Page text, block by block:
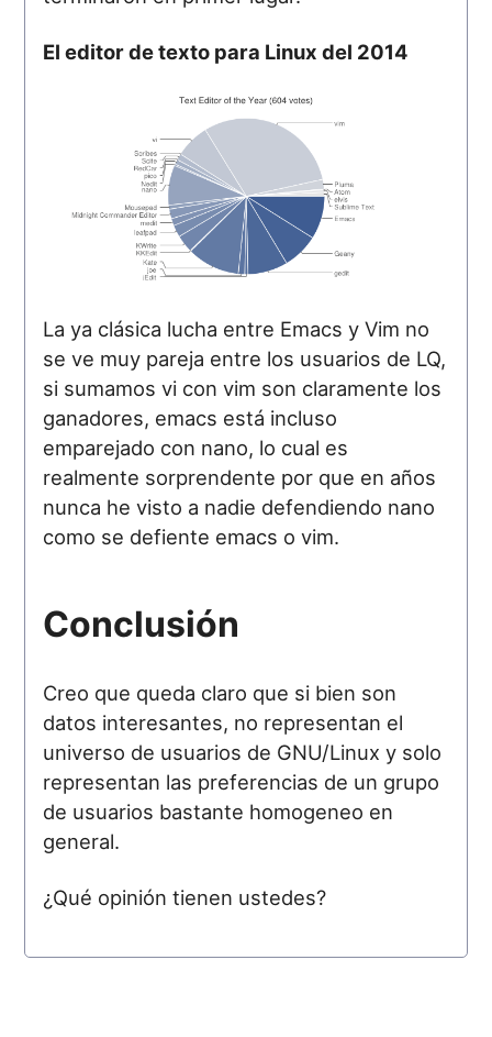
El editor de texto para Linux del 2014
La ya clásica lucha entre Emacs y Vim no
se ve muy pareja entre los usuarios de LQ,
si sumamos vi con vim son claramente los
ganadores, emacs está incluso
emparejado con nano, lo cual es
realmente sorprendente por que en años
nunca he visto a nadie defendiendo nano
como se defiente emacs o vim.
Conclusión
Creo que queda claro que si bien son
datos interesantes, no representan el
universo de usuarios de GNU/Linux y solo
representan las preferencias de un grupo
de usuarios bastante homogeneo en
general.
¿Qué opinión tienen ustedes?